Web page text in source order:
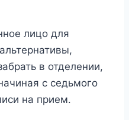
лицо для
в отделении,
с седьмого
на прием.